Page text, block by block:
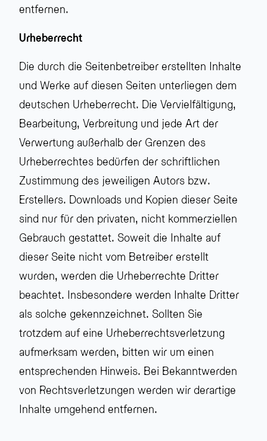
entfernen.
Urheberrecht
Die durch die Seitenbetreiber erstellten Inhalte
und Werke auf diesen Seiten unterliegen dem
deutschen Urheberrecht. Die Vervielfältigung,
Bearbeitung, Verbreitung und jede Art der
Verwertung außerhalb der Grenzen des
Urheberrechtes bedürfen der schriftlichen
Zustimmung des jeweiligen Autors bzw.
Erstellers. Downloads und Kopien dieser Seite
sind nur für den privaten, nicht kommerziellen
Gebrauch gestattet. Soweit die Inhalte auf
dieser Seite nicht vom Betreiber erstellt
wurden, werden die Urheberrechte Dritter
beachtet. Insbesondere werden Inhalte Dritter
als solche gekennzeichnet. Sollten Sie
trotzdem auf eine Urheberrechtsverletzung
aufmerksam werden, bitten wir um einen
entsprechenden Hinweis. Bei Bekanntwerden
von Rechtsverletzungen werden wir derartige
Inhalte umgehend entfernen.